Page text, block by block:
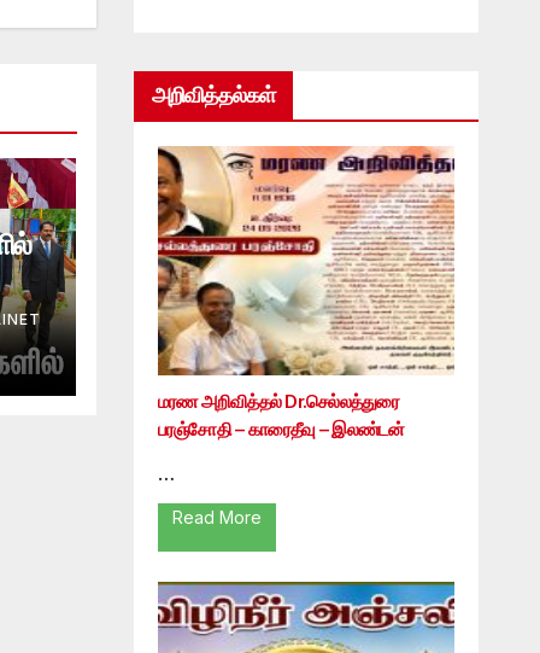
அறிவித்தல்கள்
மரண அறிவித்தல் Dr.செல்லத்துரை
பரஞ்சோதி – காரைதீவு – இலண்டன்
…
Read More